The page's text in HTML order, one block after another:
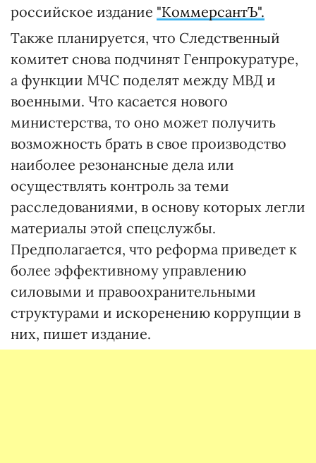
российское издание "КоммерсантЪ".
Также планируется, что Следственный
комитет снова подчинят Генпрокуратуре,
а функции МЧС поделят между МВД и
военными. Что касается нового
министерства, то оно может получить
возможность брать в свое производство
наиболее резонансные дела или
осуществлять контроль за теми
расследованиями, в основу которых легли
материалы этой спецслужбы.
Предполагается, что реформа приведет к
более эффективному управлению
силовыми и правоохранительными
структурами и искоренению коррупции в
них, пишет издание.